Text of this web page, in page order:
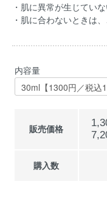
・肌に異常が生じてい
・肌に合わないときは
内容量
販売価格
購入数